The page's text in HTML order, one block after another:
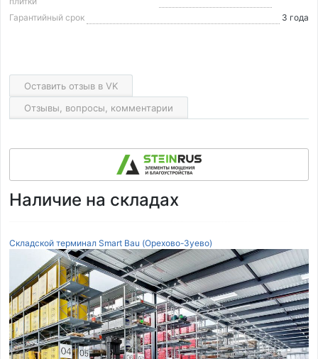
Гарантийный срок 3 года
Оставить отзыв в VK
Отзывы, вопросы, комментарии
Наличие на складах
Складской терминал Smart Bau (Орехово-Зуево)